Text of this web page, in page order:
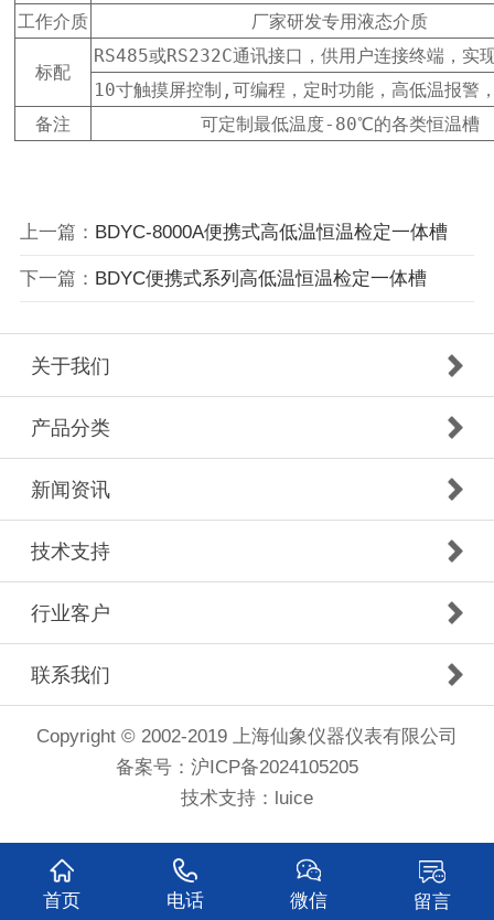
工作介质
厂家研发专用液态介质
标配
RS485或RS232C通讯接口，供用户连接终端，实
10寸触摸屏控制,可编程，定时功能，高低温报警
备注
可定制最低温度-80℃的各类恒温槽
上一篇： BDYC-8000A便携式高低温恒温检定一体槽
下一篇： BDYC便携式系列高低温恒温检定一体槽
关于我们
产品分类
新闻资讯
技术支持
行业客户
联系我们
Copyright © 2002-2019 上海仙象仪器仪表有限公司
备案号：沪ICP备2024105205
技术支持：luice
首页 电话 微信 留言